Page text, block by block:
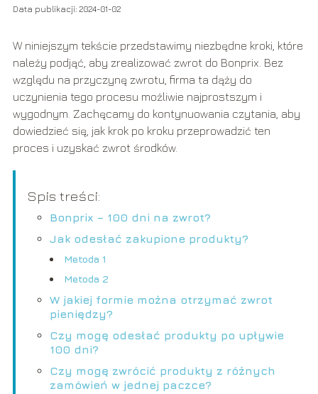
Data publikacji: 2024-01-02
W niniejszym tekście przedstawimy niezbędne kroki, które
należy podjąć, aby zrealizować zwrot do Bonprix. Bez
względu na przyczynę zwrotu, firma ta dąży do
uczynienia tego procesu możliwie najprostszym i
wygodnym. Zachęcamy do kontynuowania czytania, aby
dowiedzieć się, jak krok po kroku przeprowadzić ten
proces i uzyskać zwrot środków.
Spis treści:
Bonprix – 100 dni na zwrot?
Jak odesłać zakupione produkty?
Metoda 1
Metoda 2
W jakiej formie można otrzymać zwrot
pieniędzy?
Czy mogę odesłać produkty po upływie
100 dni?
Czy mogę zwrócić produkty z różnych
zamówień w jednej paczce?